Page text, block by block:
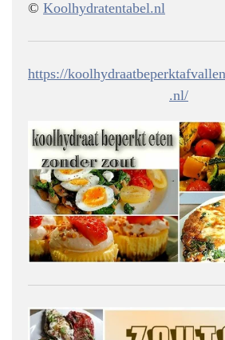
© Koolhydratentabel.nl
https://
.nl/